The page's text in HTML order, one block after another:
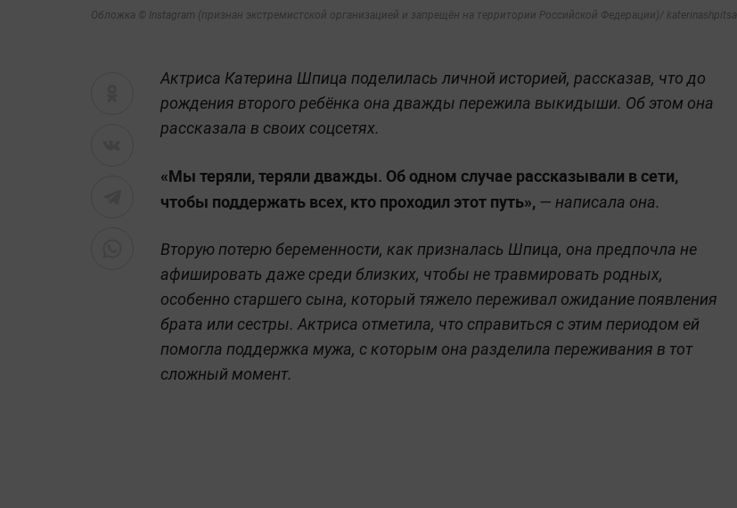
Обложка © Instagram (признан экстремистской организацией и запрещён на территории Российской Федерации)/ katerinashpitsa
Актриса Катерина Шпица поделилась личной историей, рассказав, что до
рождения второго ребёнка она дважды пережила выкидыши. Об этом она
рассказала в своих соцсетях.
«Мы теряли, теряли дважды. Об одном случае рассказывали в сети,
чтобы поддержать всех, кто проходил этот путь», — написала она.
Вторую потерю беременности, как призналась Шпица, она предпочла не
афишировать даже среди близких, чтобы не травмировать родных,
особенно старшего сына, который тяжело переживал ожидание появления
брата или сестры. Актриса отметила, что справиться с этим периодом ей
помогла поддержка мужа, с которым она разделила переживания в тот
сложный момент.